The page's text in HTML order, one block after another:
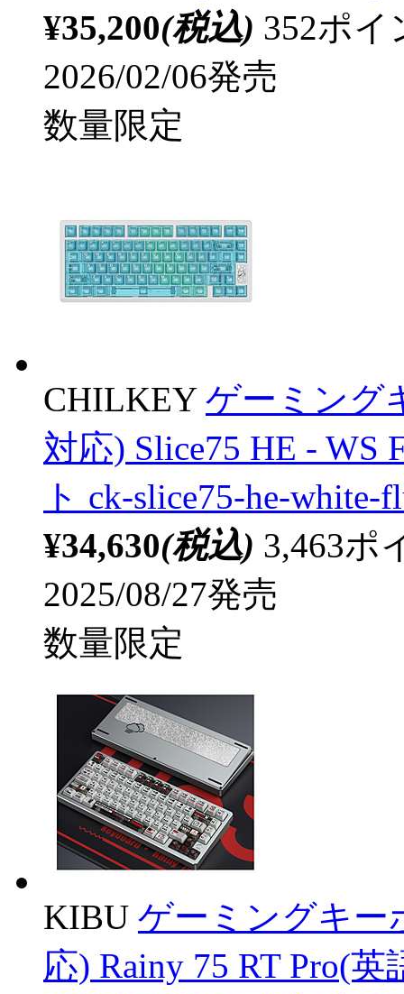
¥35,200(税込) 352ポ
2026/02/06発売
数量限定
CHILKEY ゲーミング
対応) Slice75 HE - WS
ト ck-slice75-he-
¥34,630(税込) 3,463ポ
2025/08/27発売
数量限定
KIBU ゲーミングキー
応) Rainy 75 RT Pro(